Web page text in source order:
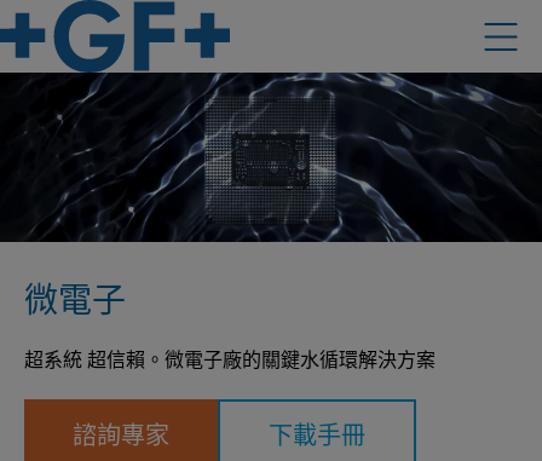
微電子
超系統 超信賴。微電子廠的關鍵水循環解決方案
諮詢專家 下載手冊